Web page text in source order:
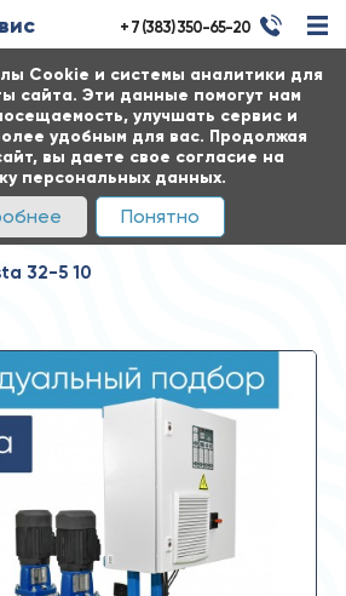
Cookie и системы аналитики для
сайта. Эти данные помогут нам
улучшать сервис и
удобным для вас. Продолжая
вы даете свое согласие на
персональных данных.
Понятно
+ 7 (383) 350-65-20
32-5 10